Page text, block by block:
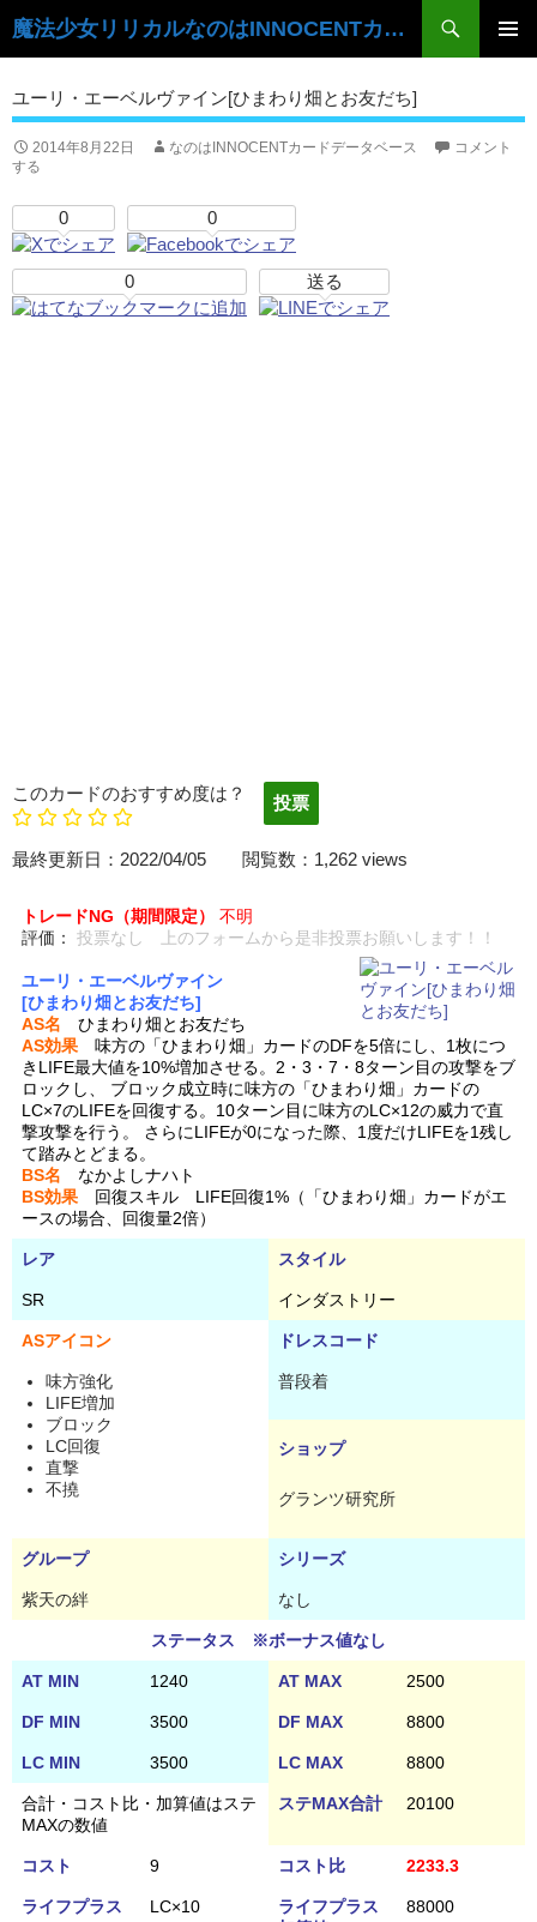
魔法少女リリカルなのはINNOCENTカードデータベース
検
索
イ
ン
テ
ン
ツ
へ
ッ
プ
ユーリ・エーベルヴァイン[ひまわり畑とお友だち]
2014年8月22日 なのはINNOCENTカードデータベース
コメント
する
0 0
0 送る
このカードのおすすめ度は？
最終更新日：2022/04/05 閲覧数：1,262 views
トレードNG（期間限定）
不明
評価：
投票なし 上のフォームから是非投票お願いします！！
ユーリ・エーベルヴァイン
[ひまわり畑とお友だち]
AS名 ひまわり畑とお友だち
AS効果 味方の「ひまわり畑」カードのDFを5倍にし、1枚につ
きLIFE最大値を10%増加させる。2・3・7・8ターン目の攻撃をブ
ロックし、 ブロック成立時に味方の「ひまわり畑」カードの
LC×7のLIFEを回復する。10ターン目に味方のLC×12の威力で直
撃攻撃を行う。 さらにLIFEが0になった際、1度だけLIFEを1残し
て踏みとどまる。
BS名 なかよしナハト
BS効果 回復スキル LIFE回復1%（「ひまわり畑」カードがエ
ースの場合、回復量2倍）
レア スタイル
SR インダストリー
ASアイコン ドレスコード
味方強化
LIFE増加
ブロック
LC回復
直撃
不撓
普段着
ショップ
グランツ研究所
グループ シリーズ
紫天の絆 なし
ステータス ※ボーナス値なし
AT MIN 1240 AT MAX 2500
DF MIN 3500 DF MAX 8800
LC MIN 3500 LC MAX 8800
合計・コスト比・加算値はステ
MAXの数値
ステMAX合計 20100
コスト 9 コスト比 2233.3
ライフプラス LC×10
ライフプラス
88000